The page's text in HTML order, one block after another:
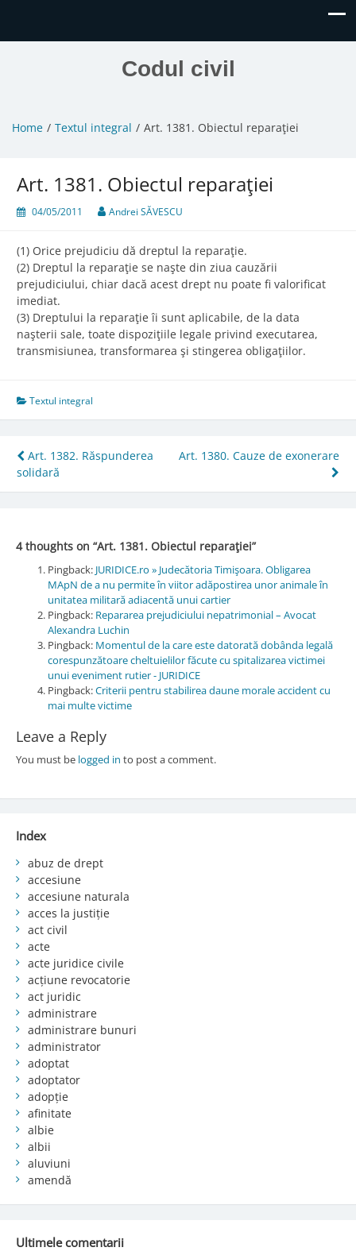
Codul civil
Home Textul integral Art. 1381. Obiectul reparaţiei
Art. 1381. Obiectul reparaţiei
04/05/2011 Andrei SĂVESCU
(1) Orice prejudiciu dă dreptul la reparaţie.
(2) Dreptul la reparaţie se naşte din ziua cauzării
prejudiciului, chiar dacă acest drept nu poate fi valorificat
imediat.
(3) Dreptului la reparaţie îi sunt aplicabile, de la data
naşterii sale, toate dispoziţiile legale privind executarea,
transmisiunea, transformarea şi stingerea obligaţiilor.
Textul integral
Post
navigation
Art. 1382. Răspunderea
solidară
Art. 1380. Cauze de exonerare
4 thoughts on “Art. 1381. Obiectul reparaţiei”
Pingback: JURIDICE.ro » Judecătoria Timişoara. Obligarea
MApN de a nu permite în viitor adăpostirea unor animale în
unitatea militară adiacentă unui cartier
Pingback: Repararea prejudiciului nepatrimonial – Avocat
Alexandra Luchin
Pingback: Momentul de la care este datorată dobânda legală
corespunzătoare cheltuielilor făcute cu spitalizarea victimei
unui eveniment rutier - JURIDICE
Pingback:Criterii pentru stabilirea daune morale accident cu
mai multe victime
Leave a Reply
You must be logged in to post a comment.
Index
abuz de drept
accesiune
accesiune naturala
acces la justiție
act civil
acte
acte juridice civile
acțiune revocatorie
act juridic
administrare
administrare bunuri
administrator
adoptat
adoptator
adopție
afinitate
albie
albii
aluviuni
amendă
Ultimele comentarii